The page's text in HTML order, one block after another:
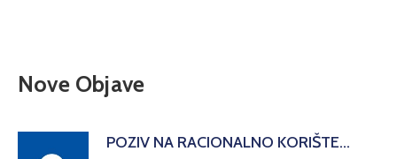
Nove Objave
POZIV NA RACIONALNO KORIŠTE…